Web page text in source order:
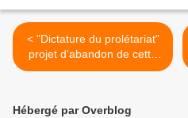
< "Dictature du prolétariat"
projet d'abandon de cette
notion en 1964
Hébergé par Overblog